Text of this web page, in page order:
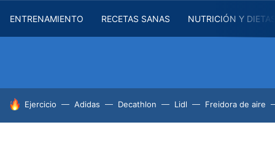
ENTRENAMIENTO RECETAS SANAS NUTRICIÓN Y
HOY SE HABLA DE
Ejercicio Adidas Decathlon Lidl Freidora de aire